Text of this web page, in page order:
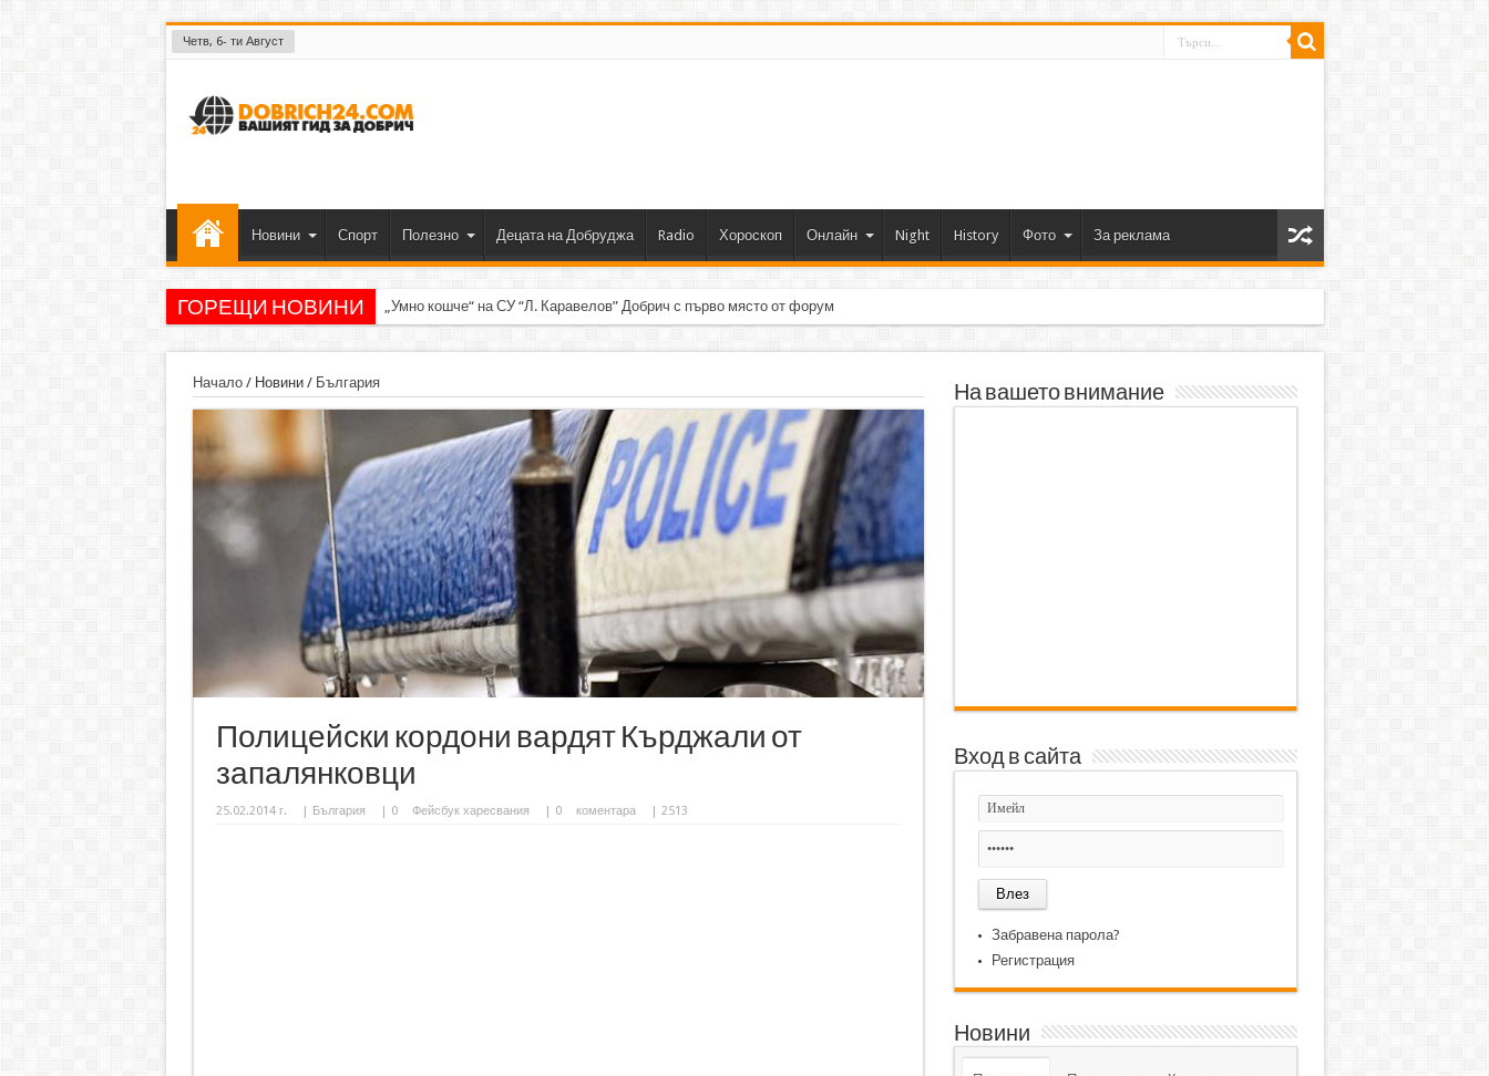
Четв, 6- ти Август
Новини Спорт Полезно Децата на Добруджа Radio Хороскоп Онлайн Night History Фото За реклама
ГОРЕЩИ НОВИНИ „Умно кошче“ на СУ “Л. Каравелов” Добрич с първо място от форум по роботика
Начало/ Новини/ България
Полицейски кордони вардят Кърджали от
запалянковци
25.02.2014 г. | България | 0 Фейсбук харесвания | 0 коментара | 2513
На вашето внимание
Вход в сайта
Забравена парола?
Регистрация
Новини